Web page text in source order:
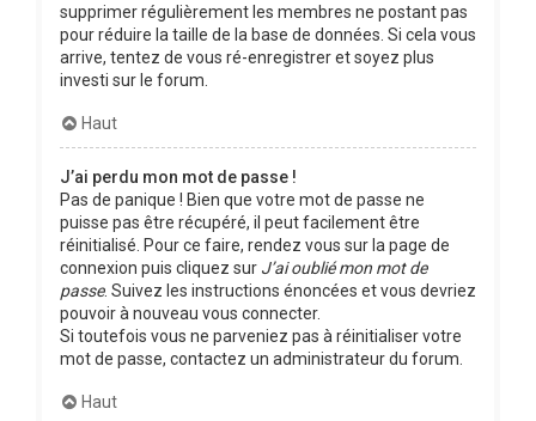
supprimer régulièrement les membres ne postant pas
pour réduire la taille de la base de données. Si cela vous
arrive, tentez de vous ré-enregistrer et soyez plus
investi sur le forum.
Haut
J’ai perdu mon mot de passe !
Pas de panique ! Bien que votre mot de passe ne
puisse pas être récupéré, il peut facilement être
réinitialisé. Pour ce faire, rendez vous sur la page de
connexion puis cliquez sur J’ai oublié mon mot de
passe. Suivez les instructions énoncées et vous devriez
pouvoir à nouveau vous connecter.
Si toutefois vous ne parveniez pas à réinitialiser votre
mot de passe, contactez un administrateur du forum.
Haut